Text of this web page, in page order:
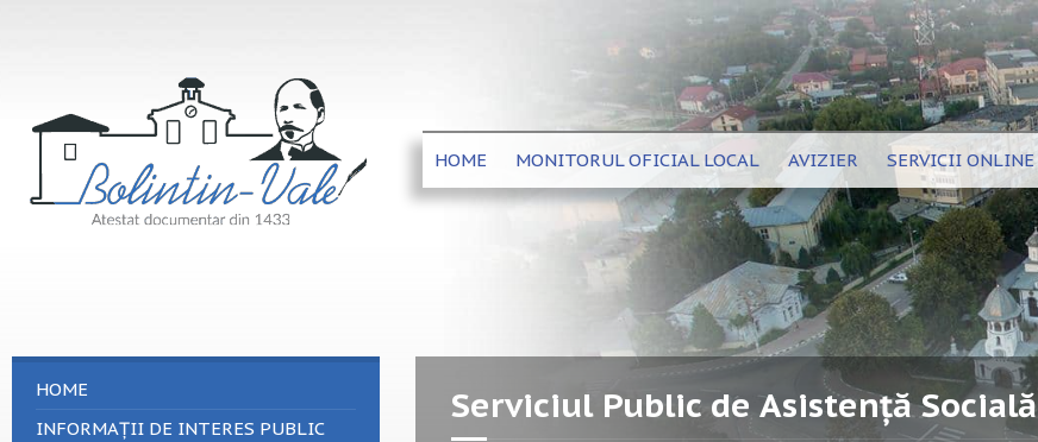
HOME MONITORUL OFICIAL LOCAL AVIZIER SERVICII ONLINE
Serviciul Public de Asistență Socială
HOME
INFORMAȚII DE INTERES PUBLIC